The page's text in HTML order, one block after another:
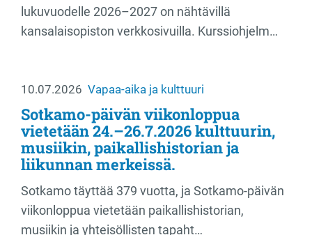
lukuvuodelle 2026–2027 on nähtävillä
kansalaisopiston verkkosivuilla. Kurssiohjelm…
10.07.2026 Vapaa-aika ja kulttuuri
Sotkamo-päivän viikonloppua
vietetään 24.–26.7.2026 kulttuurin,
musiikin, paikallishistorian ja
liikunnan merkeissä.
Sotkamo täyttää 379 vuotta, ja Sotkamo-päivän
viikonloppua vietetään paikallishistorian,
musiikin ja yhteisöllisten tapaht…